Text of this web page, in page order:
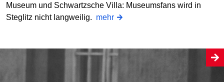
Museum und Schwartzsche Villa: Museumsfans wird in
Steglitz nicht langweilig. mehr